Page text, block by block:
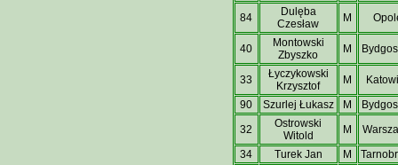
84
Dulęba
Czesław
M
40
Montowski
Zbyszko
M
33
Łyczykowski
Krzysztof
M
90
Szurlej Łukasz M
32
Ostrowski
Witold
M
34
Turek Jan M